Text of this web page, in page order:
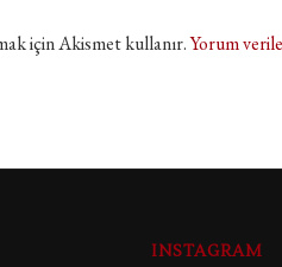
için Akismet kullanır.Yorum
INSTAGRAM